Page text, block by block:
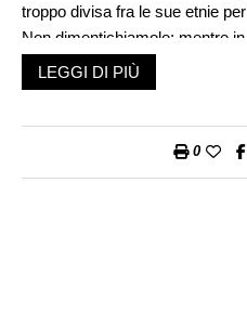
troppo divisa fra le sue etnie
Non dimentichiamolo: mentre
sconfitta del comunismo, la
spingendo alcuni ad annunciare
nell’estate del 1991 l’Europa
LEGGI DI PIÙ
0